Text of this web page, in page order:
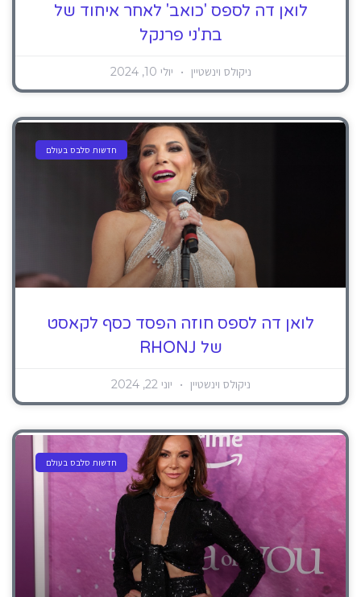
לואן דה לספס 'כואב' לאחר איחוד של
בת'ני פרנקל
ניקולס וינשטיין יולי 10, 2024
חדשות סלבס בעולם
לואן דה לספס חוזה הפסד כסף לקאסט
של RHONJ
ניקולס וינשטיין יוני 22, 2024
חדשות סלבס בעולם